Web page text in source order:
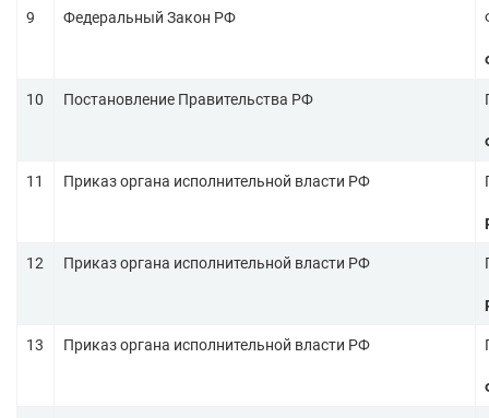
9 Федеральный Закон РФ
10 Постановление Правительства РФ
11 Приказ органа исполнительной власти РФ
12 Приказ органа исполнительной власти РФ
13 Приказ органа исполнительной власти РФ